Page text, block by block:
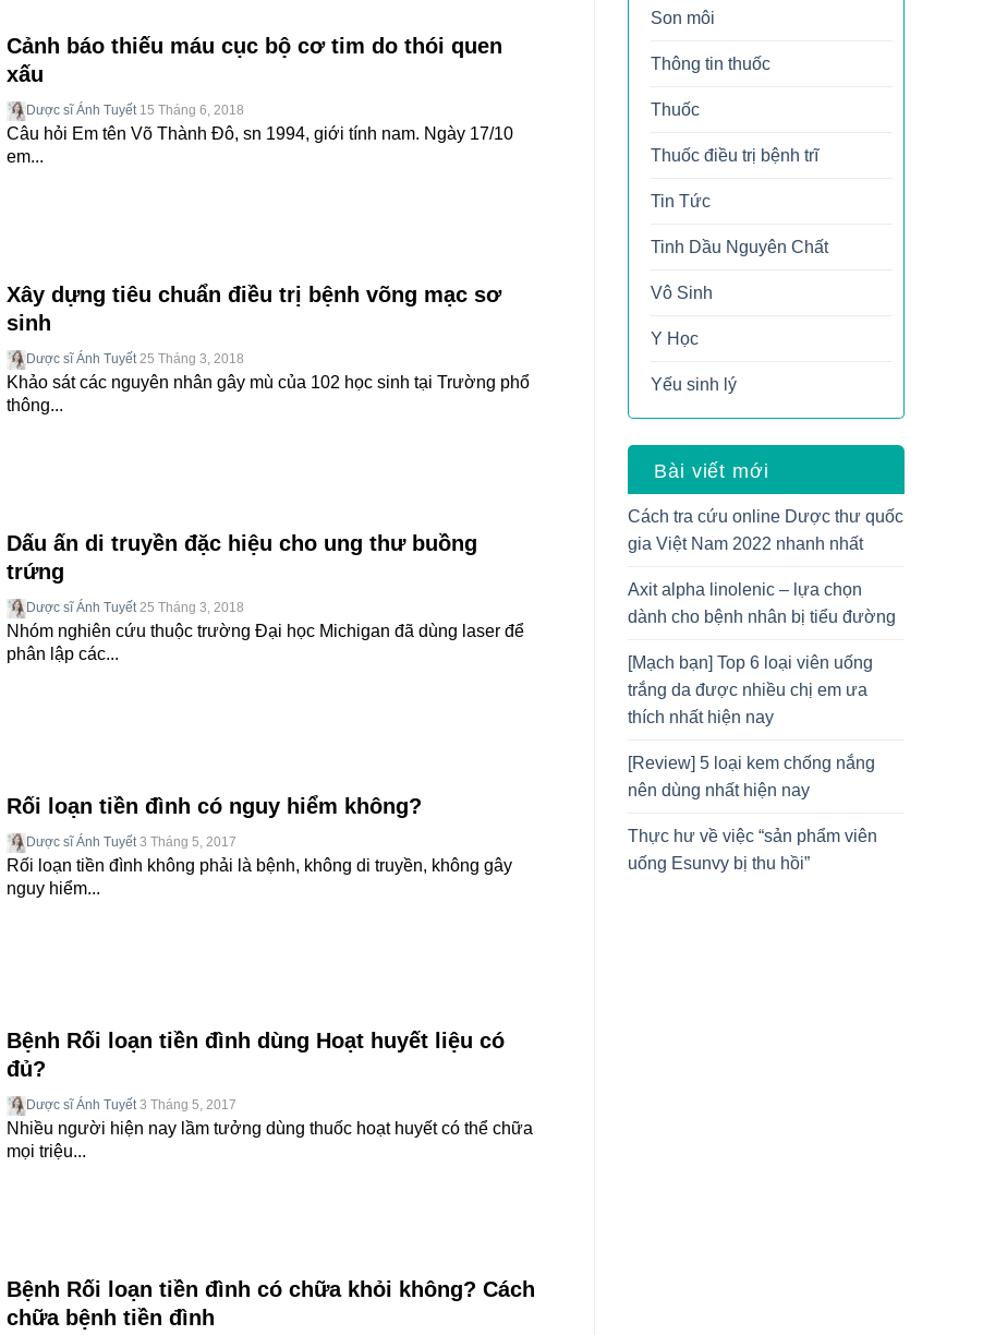
Cảnh báo thiếu máu cục bộ cơ tim do thói quen
xấu
Dược sĩ Ánh Tuyết 15 Tháng 6, 2018
Câu hỏi Em tên Võ Thành Đô, sn 1994, giới tính nam. Ngày 17/10
em...
Xây dựng tiêu chuẩn điều trị bệnh võng mạc sơ
sinh
Dược sĩ Ánh Tuyết 25 Tháng 3, 2018
Khảo sát các nguyên nhân gây mù của 102 học sinh tại Trường phổ
thông...
Dấu ấn di truyền đặc hiệu cho ung thư buồng
trứng
Dược sĩ Ánh Tuyết 25 Tháng 3, 2018
Nhóm nghiên cứu thuộc trường Đại học Michigan đã dùng laser để
phân lập các...
Rối loạn tiền đình có nguy hiểm không?
Dược sĩ Ánh Tuyết 3 Tháng 5, 2017
Rối loạn tiền đình không phải là bệnh, không di truyền, không gây
nguy hiểm...
Bệnh Rối loạn tiền đình dùng Hoạt huyết liệu có
đủ?
Dược sĩ Ánh Tuyết 3 Tháng 5, 2017
Nhiều người hiện nay lầm tưởng dùng thuốc hoạt huyết có thể chữa
mọi triệu...
Bệnh Rối loạn tiền đình có chữa khỏi không? Cách
chữa bệnh tiền đình
Son môi
Thông tin thuốc
Thuốc
Thuốc điều trị bệnh trĩ
Tin Tức
Tinh Dầu Nguyên Chất
Vô Sinh
Y Học
Yếu sinh lý
Bài viết mới
Cách tra cứu online Dược thư quốc
gia Việt Nam 2022 nhanh nhất
Axit alpha linolenic – lựa chọn
dành cho bệnh nhân bị tiểu đường
[Mạch bạn] Top 6 loại viên uống
trắng da được nhiều chị em ưa
thích nhất hiện nay
[Review] 5 loại kem chống nắng
nên dùng nhất hiện nay
Thực hư về việc “sản phẩm viên
uống Esunvy bị thu hồi”